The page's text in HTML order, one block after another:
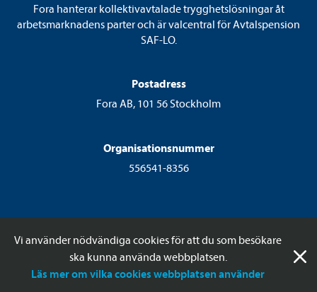
Vi använder nödvändiga cookies för att du som besökare
ska kunna använda webbplatsen.
Läs mer om vilka cookies webbplatsen använder
Fora hanterar kollektivavtalade trygghetslösningar åt
arbetsmarknadens parter och är valcentral för Avtalspension
SAF-LO.
Postadress
Fora AB, 101 56 Stockholm
Organisationsnummer
556541-8356
© 2026 Fora AB